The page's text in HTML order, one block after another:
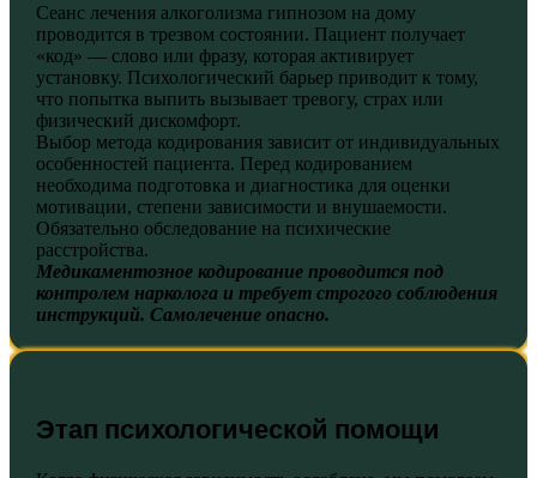
Сеанс лечения алкоголизма гипнозом на дому
проводится в трезвом состоянии. Пациент получает
«код» — слово или фразу, которая активирует
установку. Психологический барьер приводит к тому,
что попытка выпить вызывает тревогу, страх или
физический дискомфорт.
Выбор метода кодирования зависит от индивидуальных
особенностей пациента. Перед кодированием
необходима подготовка и диагностика для оценки
мотивации, степени зависимости и внушаемости.
Обязательно обследование на психические
расстройства.
Медикаментозное кодирование проводится под
контролем нарколога и требует строгого соблюдения
инструкций. Самолечение опасно.
Этап психологической помощи